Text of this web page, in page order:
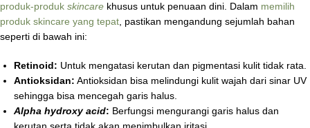
produk-produk skincare khusus untuk penuaan dini. Dalam memilih
produk skincare yang tepat, pastikan mengandung sejumlah bahan
seperti di bawah ini:
Retinoid: Untuk mengatasi kerutan dan pigmentasi kulit tidak rata.
Antioksidan: Antioksidan bisa melindungi kulit wajah dari sinar UV
sehingga bisa mencegah garis halus.
Alpha hydroxy acid: Berfungsi mengurangi garis halus dan